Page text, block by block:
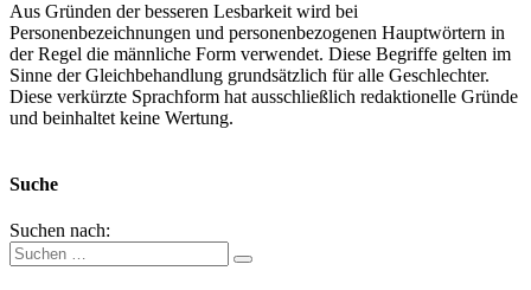
Aus Gründen der besseren Lesbarkeit wird bei
Personenbezeichnungen und personenbezogenen Hauptwörtern in
der Regel die männliche Form verwendet. Diese Begriffe gelten im
Sinne der Gleichbehandlung grundsätzlich für alle Geschlechter.
Diese verkürzte Sprachform hat ausschließlich redaktionelle Gründe
und beinhaltet keine Wertung.
Suche
Suchen nach: